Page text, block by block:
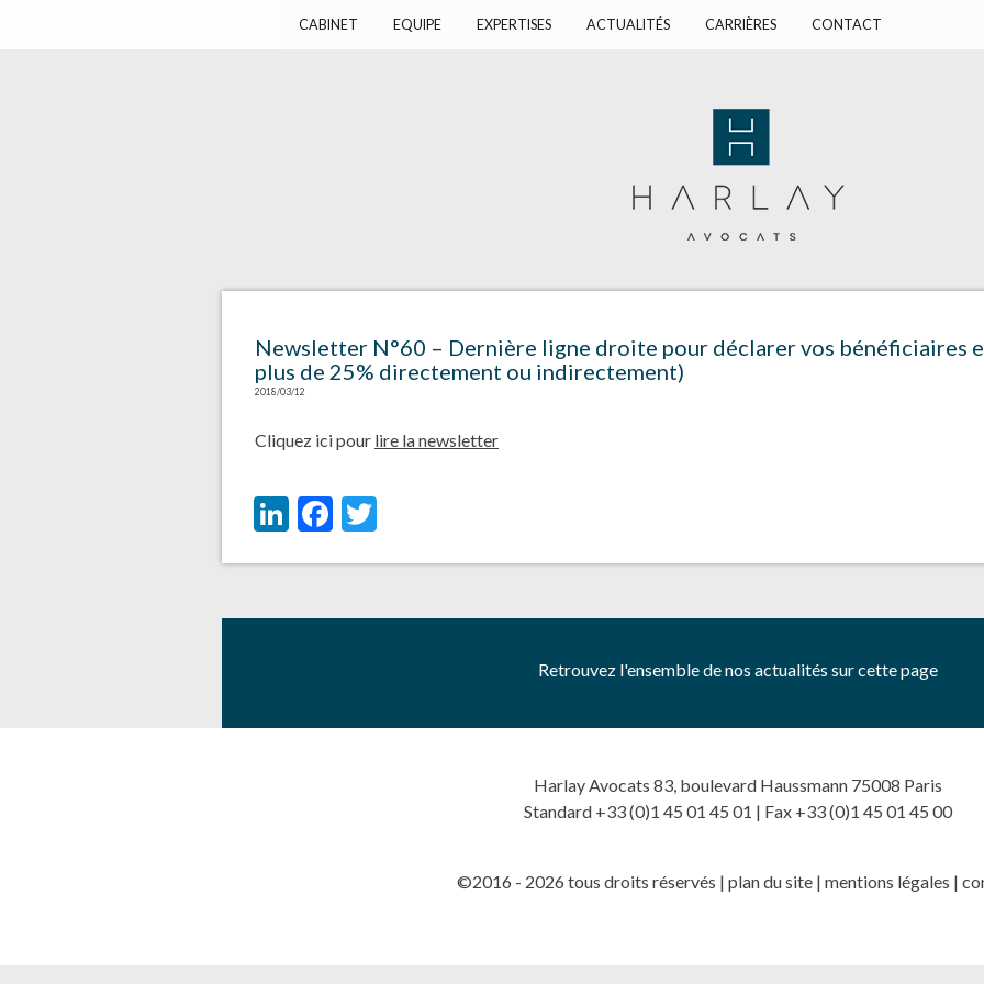
CABINET EQUIPE EXPERTISES ACTUALITÉS CARRIÈRES CONTACT
Newsletter N°60 – Dernière ligne droite pour déclarer vos bénéficiaires
plus de 25% directement ou indirectement)
2018/03/12
Cliquez ici pour lire la newsletter
LinkedIn
Facebook
Retrouvez l'ensemble de nos actualités sur cette page
Harlay Avocats 83, boulevard Haussmann 75008 Paris
Standard +33 (0)1 45 01 45 01 | Fax +33 (0)1 45 01 45 00
©2016 - 2026 tous droits réservés | plan du site| mentions légales |